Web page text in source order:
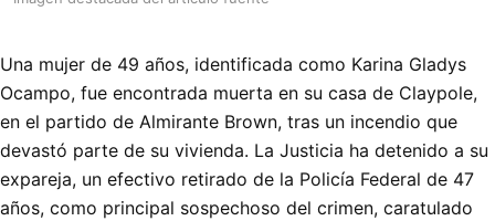
Una mujer de 49 años, identificada como Karina Gladys
Ocampo, fue encontrada muerta en su casa de Claypole,
en el partido de Almirante Brown, tras un incendio que
devastó parte de su vivienda. La Justicia ha detenido a su
expareja, un efectivo retirado de la Policía Federal de 47
años, como principal sospechoso del crimen, caratulado